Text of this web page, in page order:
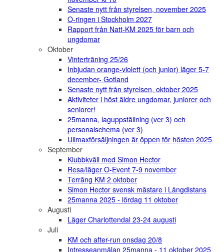
Senaste nytt från styrelsen, november 2025
O-ringen i Stockholm 2027
Rapport från Natt-KM 2025 för barn och
ungdomar
Oktober
Vinterträning 25/26
Inbjudan orange-violett (och junior) läger 5-7
december- Gotland
Senaste nytt från styrelsen, oktober 2025
Aktiviteter i höst äldre ungdomar, juniorer och
seniorer!
25manna, laguppställning (ver 3) och
personalschema (ver 3)
Ullmaxförsäljningen är öppen för hösten 2025
September
Klubbkväll med Simon Hector
Resa/läger O-Event 7-9 november
Terräng KM 2 oktober
Simon Hector svensk mästare i Långdistans
25manna 2025 - lördag 11 oktober
Augusti
Läger Charlottendal 23-24 augusti
Juli
KM och after-run onsdag 20/8
Intresseanmälan 25manna - 11 oktober 2025